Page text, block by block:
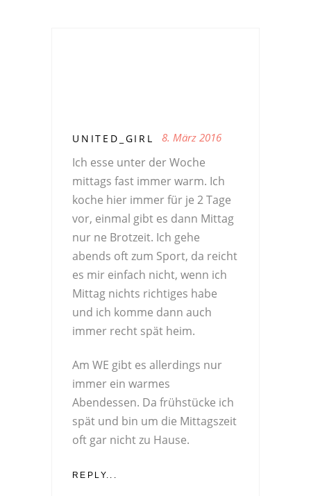
UNITED_GIRL 8. März 2016
Ich esse unter der Woche
mittags fast immer warm. Ich
koche hier immer für je 2 Tage
vor, einmal gibt es dann Mittag
nur ne Brotzeit. Ich gehe
abends oft zum Sport, da reicht
es mir einfach nicht, wenn ich
Mittag nichts richtiges habe
und ich komme dann auch
immer recht spät heim.
Am WE gibt es allerdings nur
immer ein warmes
Abendessen. Da frühstücke ich
spät und bin um die Mittagszeit
oft gar nicht zu Hause.
REPLY...